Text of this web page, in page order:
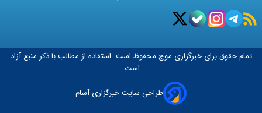
تمام حقوق برای خبرگزاری موج محفوظ است. استفاده از مطالب با ذکر منبع آزاد
است.
طراحی سایت خبرگزاری آسام